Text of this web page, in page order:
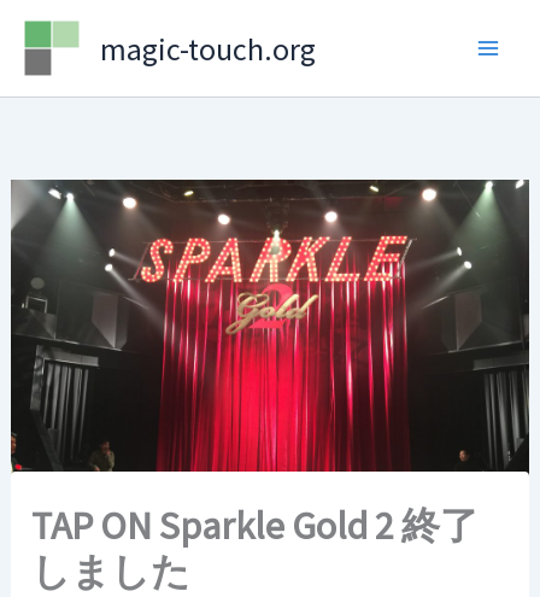
Skip
content
magic-touch.org
TAP ON Sparkle Gold 2 終了
しました